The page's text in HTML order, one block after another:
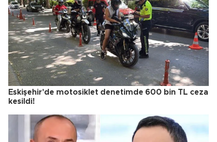
Eskişehir'de motosiklet denetimde 600 bin TL ceza
kesildi!